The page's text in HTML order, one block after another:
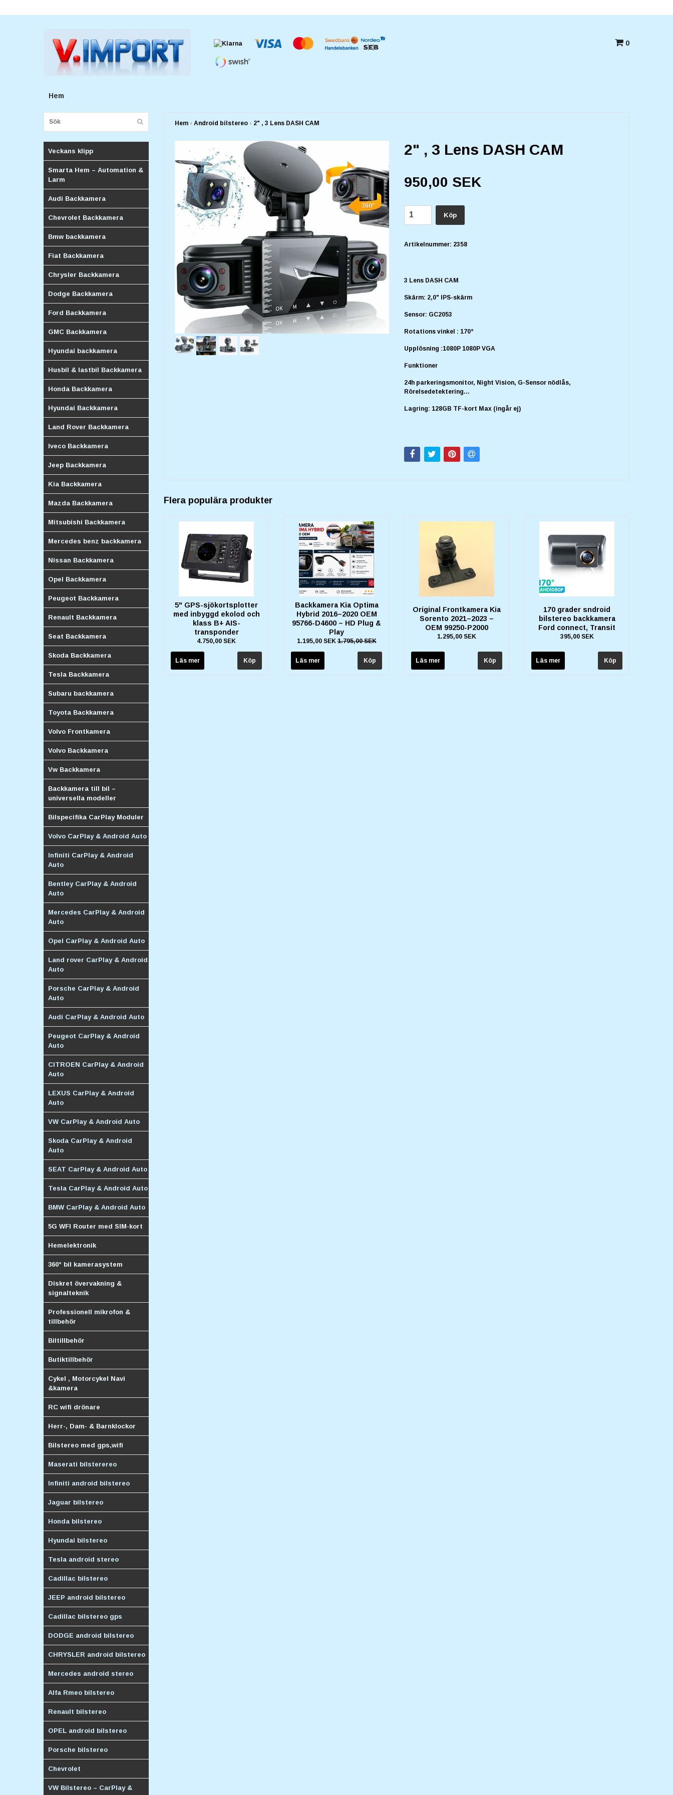
0
Hem
Veckans klipp
Smarta Hem – Automation &
Larm
Audi Backkamera
Chevrolet Backkamera
Bmw backkamera
Fiat Backkamera
Chrysler Backkamera
Dodge Backkamera
Ford Backkamera
GMC Backkamera
Hyundai backkamera
Husbil & lastbil Backkamera
Honda Backkamera
Hyundai Backkamera
Land Rover Backkamera
Iveco Backkamera
Jeep Backkamera
Kia Backkamera
Mazda Backkamera
Mitsubishi Backkamera
Mercedes benz backkamera
Nissan Backkamera
Opel Backkamera
Peugeot Backkamera
Renault Backkamera
Seat Backkamera
Skoda Backkamera
Tesla Backkamera
Subaru backkamera
Toyota Backkamera
Volvo Frontkamera
Volvo Backkamera
Vw Backkamera
Backkamera till bil –
universella modeller
Bilspecifika CarPlay Moduler
Volvo CarPlay & Android Auto
Infiniti CarPlay & Android
Auto
Bentley CarPlay & Android
Auto
Mercedes CarPlay & Android
Auto
Opel CarPlay & Android Auto
Land rover CarPlay & Android
Auto
Porsche CarPlay & Android
Auto
Audi CarPlay & Android Auto
Peugeot CarPlay & Android
Auto
CITROEN CarPlay & Android
Auto
LEXUS CarPlay & Android
Auto
VW CarPlay & Android Auto
Skoda CarPlay & Android
Auto
SEAT CarPlay & Android Auto
Tesla CarPlay & Android Auto
BMW CarPlay & Android Auto
5G WFI Router med SIM-kort
Hemelektronik
360° bil kamerasystem
Diskret övervakning &
signalteknik
Professionell mikrofon &
tillbehör
Biltillbehör
Butiktillbehör
Cykel , Motorcykel Navi
&kamera
RC wifi drönare
Herr-, Dam- & Barnklockor
Bilstereo med gps,wifi
Maserati bilsterereo
Infiniti android bilstereo
Jaguar bilstereo
Honda bilstereo
Hyundai bilstereo
Tesla android stereo
Cadillac bilstereo
JEEP android bilstereo
Cadillac bilstereo gps
DODGE android bilstereo
CHRYSLER android bilstereo
Mercedes android stereo
Alfa Rmeo bilstereo
Renault bilstereo
OPEL android bilstereo
Porsche bilstereo
Chevrolet
VW Bilstereo – CarPlay &
Hem › Android bilstereo › 2" , 3 Lens DASH CAM
2" , 3 Lens DASH CAM
950,00 SEK
Köp
Artikelnummer: 2358
3 Lens DASH CAM
Skärm: 2,0" IPS-skärm
Sensor: GC2053
Rotations vinkel : 170°
Upplösning :1080P 1080P VGA
Funktioner
24h parkeringsmonitor, Night Vision, G-Sensor nödlås,
Rörelsedetektering...
Lagring: 128GB TF-kort Max (ingår ej)
Flera populära produkter
5" GPS-sjökortsplotter
med inbyggd ekolod och
klass B+ AIS-
transponder
4.750,00 SEK
Läs mer
Backkamera Kia Optima
Hybrid 2016–2020 OEM
95766-D4600 – HD Plug &
Play
1.195,00 SEK1.795,00 SEK
Läs mer
Original Frontkamera Kia
Sorento 2021–2023 –
OEM 99250-P2000
1.295,00 SEK
Läs mer
170 grader sndroid
bilstereo backkamera
Ford connect, Transit
395,00 SEK
Läs mer